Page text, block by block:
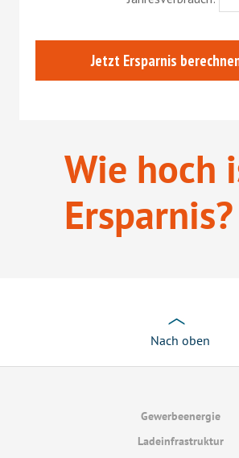
Wie hoch
Ersparnis?
Nach oben
Gewerbeenergie
Ladeinfrastruktur